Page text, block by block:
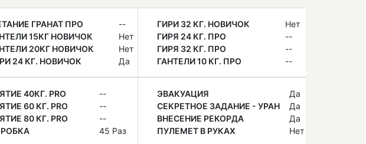
ГРАНАТ ПРО
--
15КГ НОВИЧОК
Нет
20КГ НОВИЧОК
Нет
24 КГ. НОВИЧОК
Да
ГИРИ 32 КГ. НОВИЧОК
Нет
ГИРЯ 24 КГ. ПРО
--
ГИРЯ 32 КГ. ПРО
--
ГАНТЕЛИ 10 КГ. ПРО
--
40КГ. PRO
--
60 КГ. PRO
--
80 КГ. PRO
--
45 Раз
ЭВАКУАЦИЯ
Да
СЕКРЕТНОЕ ЗАДАНИЕ - УРАН
Да
ВНЕСЕНИЕ РЕКОРДА
Да
ПУЛЕМЕТ В РУКАХ
Нет